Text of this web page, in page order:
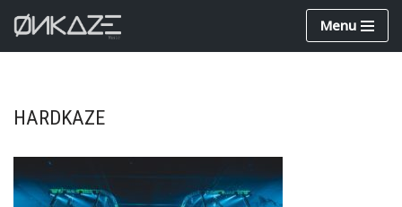
Aller
Menu
HARDKAZE